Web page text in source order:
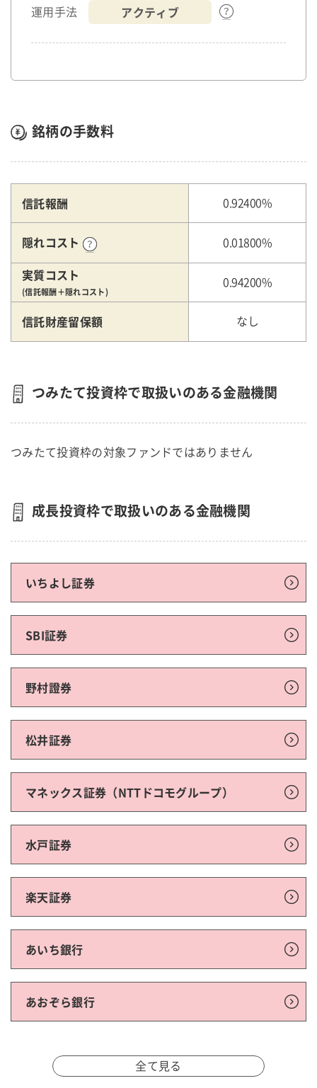
運用手法 アクティブ
銘柄の手数料
信託報酬 0.92400%
隠れコスト 0.01800%
実質コスト
(信託報酬＋隠れコスト)
0.94200%
信託財産留保額 なし
つみたて投資枠で取扱いのある金融機関
つみたて投資枠の対象ファンドではありません
成長投資枠で取扱いのある金融機関
いちよし証券
SBI証券
野村證券
松井証券
マネックス証券（NTTドコモグループ）
水戸証券
楽天証券
あいち銀行
あおぞら銀行
全て見る